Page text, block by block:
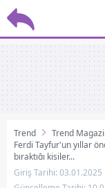
Trend
Trend
Ferdi Tayfur'un yıllar
bıraktığı kişiler...
Giriş Tarihi: 03.01.2025